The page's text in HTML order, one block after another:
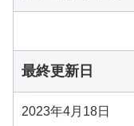
最終更新日
2023年4月18日